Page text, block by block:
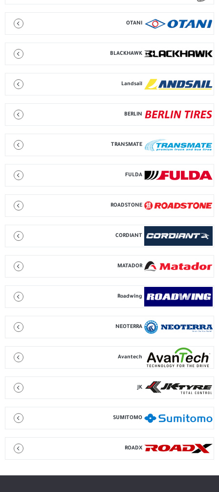
OTANI
BLACKHAWK
Landsail
BERLIN
TRANSMATE
FULDA
ROADSTONE
CORDIANT
MATADOR
Roadwing
NEOTERRA
Avantech
JK
SUMITOMO
ROADX